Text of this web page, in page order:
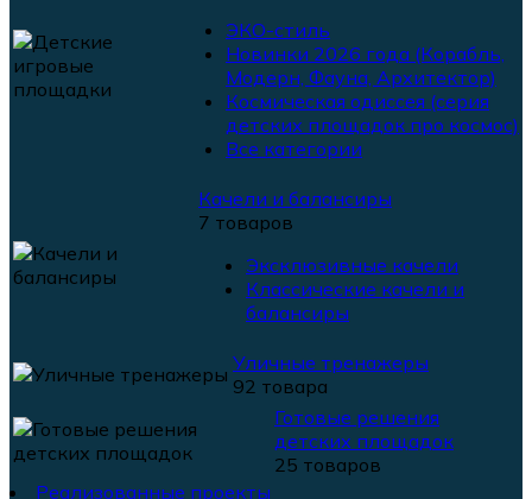
ЭКО-стиль
Новинки 2026 года (Корабль,
Модерн, Фауна, Архитектор)
Космическая одиссея (серия
детских площадок про космос)
Все категории
Качели и балансиры
7 товаров
Эксклюзивные качели
Классические качели и
балансиры
Уличные тренажеры
92 товара
Готовые решения
детских площадок
25 товаров
Реализованные проекты